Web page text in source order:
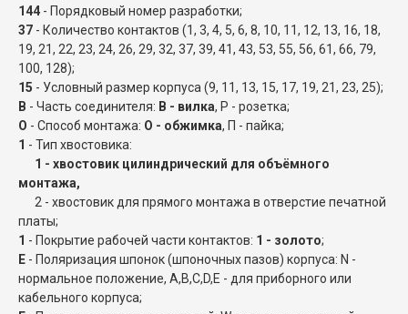
144 - Порядковый номер разработки;
37 - Количество контактов (1, 3, 4, 5, 6, 8, 10, 11, 12, 13, 16, 18,
19, 21, 22, 23, 24, 26, 29, 32, 37, 39, 41, 43, 53, 55, 56, 61, 66, 79,
100, 128);
15 - Условный размер корпуса (9, 11, 13, 15, 17, 19, 21, 23, 25);
В - Часть соединителя: В - вилка, Р - розетка;
О - Способ монтажа: О - обжимка, П - пайка;
1 - Тип хвостовика:
1 - хвостовик цилиндрический для объёмного
монтажа,
2 - хвостовик для прямого монтажа в отверстие печатной
платы;
1 - Покрытие рабочей части контактов: 1 - золото;
E - Поляризация шпонок (шпоночных пазов) корпуса: N -
нормальное положение, A,B,C,D,E - для приборного или
кабельного корпуса;